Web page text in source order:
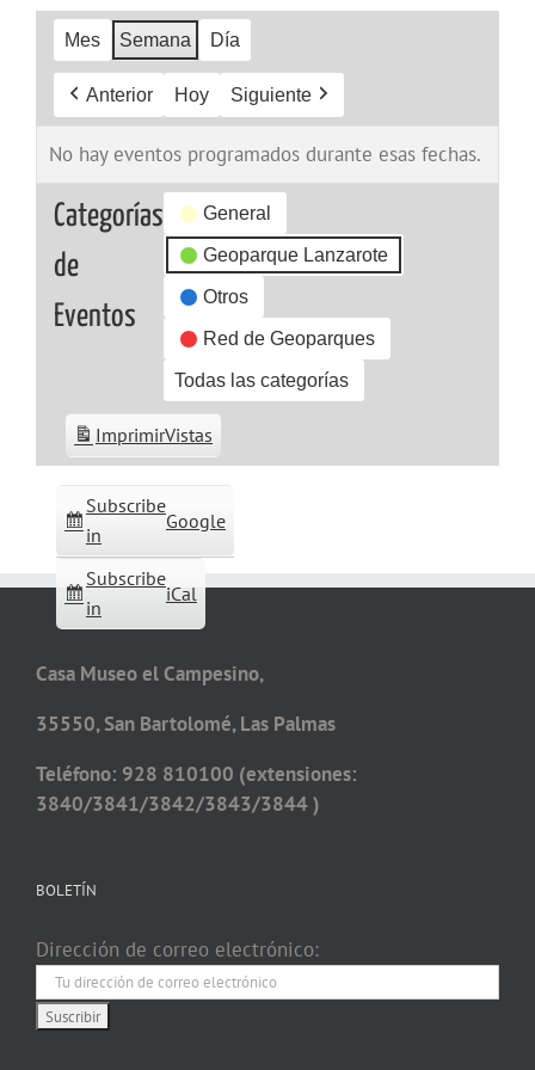
Mes Semana Día
Anterior Hoy Siguiente
No hay eventos programados durante esas fechas.
Categorías
de
Eventos
General
Geoparque Lanzarote
Otros
Red de Geoparques
Todas las categorías
Subscribe
in
Google
Subscribe
in
iCal
ImprimirVistas
Casa Museo el Campesino,
35550, San Bartolomé, Las Palmas
Teléfono: 928 810100 (extensiones:
3840/3841/3842/3843/3844 )
BOLETÍN
Dirección de correo electrónico: